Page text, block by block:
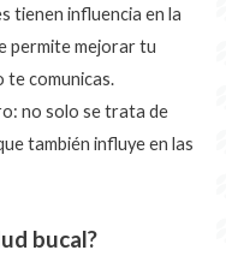
tienen influencia en la
permite mejorar tu
te comunicas.
no solo se trata de
también influye en las
bucal?